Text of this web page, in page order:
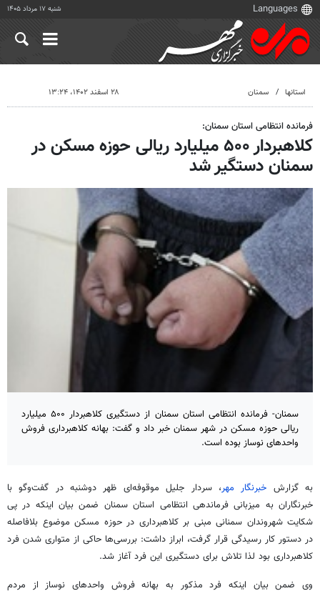
شنبه ۱۷ مرداد ۱۴۰۵
استانها سمنان ۲۸ اسفند ۱۴۰۲، ۱۳:۲۴
فرمانده انتظامی استان سمنان:
کلاهبردار ۵۰۰ میلیارد ریالی حوزه مسکن در
سمنان دستگیر شد
سمنان- فرمانده انتظامی استان سمنان از دستگیری کلاهبردار ۵۰۰ میلیارد
ریالی حوزه مسکن در شهر سمنان خبر داد و گفت: بهانه کلاهبرداری فروش
واحدهای نوساز بوده است.
به گزارش خبرنگار مهر، سردار جلیل موقوفه‌ای ظهر دوشنبه در گفت‌وگو با
خبرنگاران به میزبانی فرماندهی انتظامی استان سمنان ضمن بیان اینکه در پی
شکایت شهروندان سمنانی مبنی بر کلاهبرداری در حوزه مسکن موضوع بلافاصله
در دستور کار رسیدگی قرار گرفت، ابراز داشت: بررسی‌ها حاکی از متواری شدن فرد
کلاهبرداری بود لذا تلاش برای دستگیری این فرد آغاز شد.
وی ضمن بیان اینکه فرد مذکور به بهانه فروش واحدهای نوساز از مردم